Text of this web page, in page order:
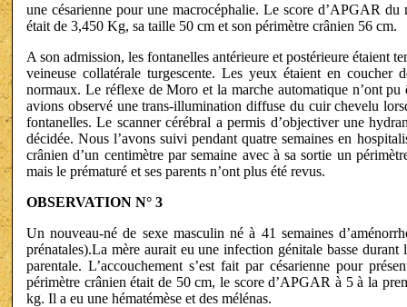
une césarienne pour une macrocéphalie. Le score d’APGAR
était de 3,450 Kg, sa taille 50 cm et son périmètre crânien 56 cm.
A son admission, les fontanelles antérieure et postérieure étaient
veineuse collatérale turgescente. Les yeux étaient en
normaux. Le réflexe de Moro et la marche automatique n’ont
avions observé une trans-illumination diffuse du cuir chevelu
fontanelles. Le scanner cérébral a permis d’objectiver une
décidée. Nous l’avons suivi pendant quatre semaines en
crânien d’un centimètre par semaine avec à sa sortie un
mais le prématuré et ses parents n’ont plus été revus.
OBSERVATION N° 3
Un nouveau-né de sexe masculin né à 41 semaines
prénatales).La mère aurait eu une infection génitale basse
parentale. L’accouchement s’est fait par césarienne pour
périmètre crânien était de 50 cm, le score d’APGAR à 5 à la
kg. Il a eu une hématémèse et des mélénas.